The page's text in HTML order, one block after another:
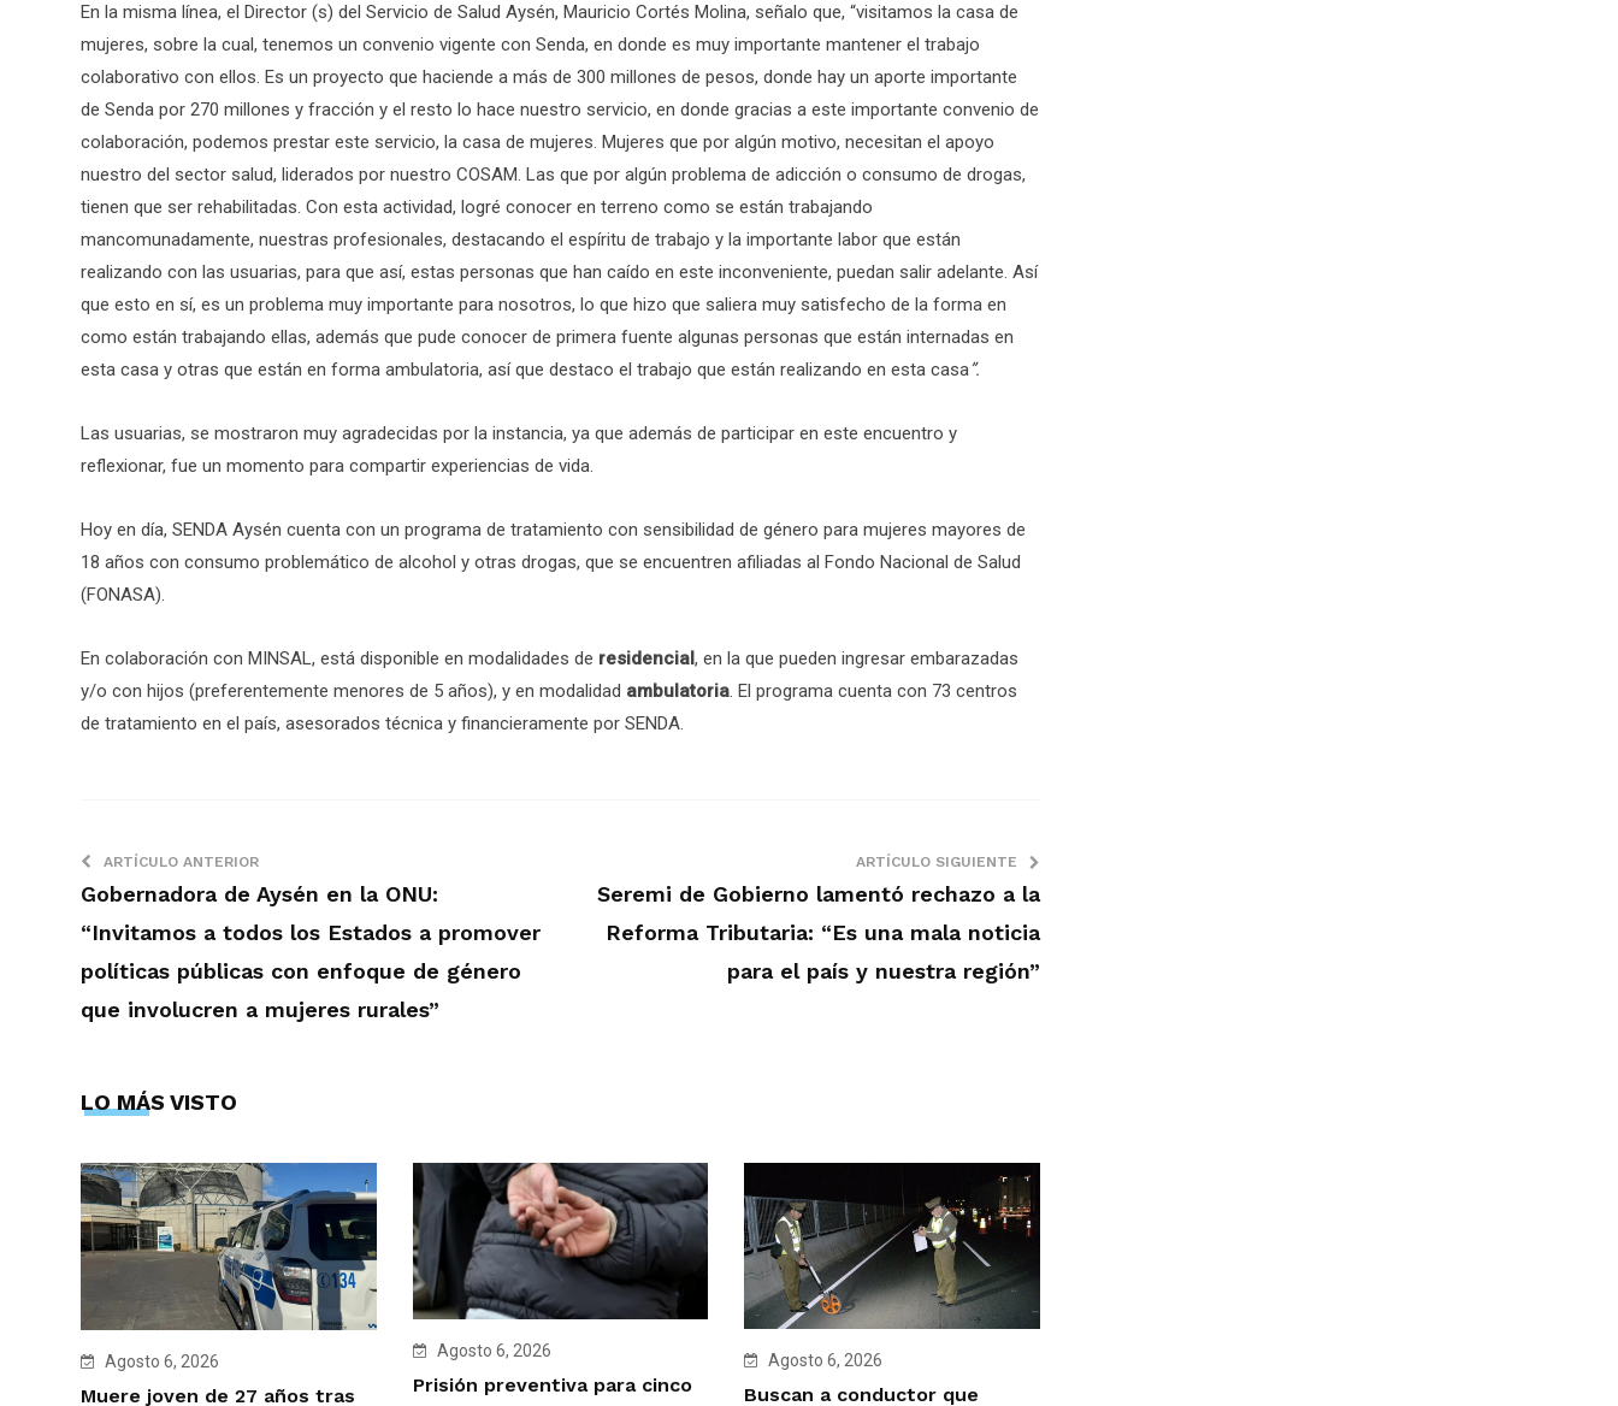
En la misma línea, el Director (s) del Servicio de Salud Aysén, Mauricio Cortés Molina, señalo que, “visitamos la casa de
mujeres, sobre la cual, tenemos un convenio vigente con Senda, en donde es muy importante mantener el trabajo
colaborativo con ellos. Es un proyecto que haciende a más de 300 millones de pesos, donde hay un aporte importante
de Senda por 270 millones y fracción y el resto lo hace nuestro servicio, en donde gracias a este importante convenio de
colaboración, podemos prestar este servicio, la casa de mujeres. Mujeres que por algún motivo, necesitan el apoyo
nuestro del sector salud, liderados por nuestro COSAM. Las que por algún problema de adicción o consumo de drogas,
tienen que ser rehabilitadas. Con esta actividad, logré conocer en terreno como se están trabajando
mancomunadamente, nuestras profesionales, destacando el espíritu de trabajo y la importante labor que están
realizando con las usuarias, para que así, estas personas que han caído en este inconveniente, puedan salir adelante. Así
que esto en sí, es un problema muy importante para nosotros, lo que hizo que saliera muy satisfecho de la forma en
como están trabajando ellas, además que pude conocer de primera fuente algunas personas que están internadas en
esta casa y otras que están en forma ambulatoria, así que destaco el trabajo que están realizando en esta casa”.
Las usuarias, se mostraron muy agradecidas por la instancia, ya que además de participar en este encuentro y
reflexionar, fue un momento para compartir experiencias de vida.
Hoy en día, SENDA Aysén cuenta con un programa de tratamiento con sensibilidad de género para mujeres mayores de
18 años con consumo problemático de alcohol y otras drogas, que se encuentren afiliadas al Fondo Nacional de Salud
(FONASA).
En colaboración con MINSAL, está disponible en modalidades de residencial , en la que pueden ingresar embarazadas
y/o con hijos (preferentemente menores de 5 años), y en modalidad ambulatoria. El programa cuenta con 73 centros
de tratamiento en el país, asesorados técnica y financieramente por SENDA.
ARTÍCULO ANTERIOR
Gobernadora de Aysén en la ONU:
“Invitamos a todos los Estados a promover
políticas públicas con enfoque de género
que involucren a mujeres rurales”
ARTÍCULO SIGUIENTE
Seremi de Gobierno lamentó rechazo a la
Reforma Tributaria: “Es una mala noticia
para el país y nuestra región”
LO MÁS VISTO
Agosto 6, 2026
Muere joven de 27 años tras
Agosto 6, 2026
Prisión preventiva para cinco
Agosto 6, 2026
Buscan a conductor que